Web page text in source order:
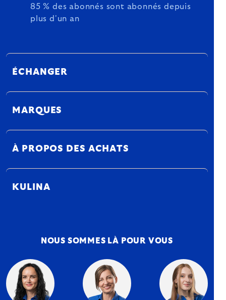
85 % des abonnés sont abonnés depuis
plus d'un an
ÉCHANGER
MARQUES
À PROPOS DES ACHATS
KULINA
NOUS SOMMES LÀ POUR VOUS